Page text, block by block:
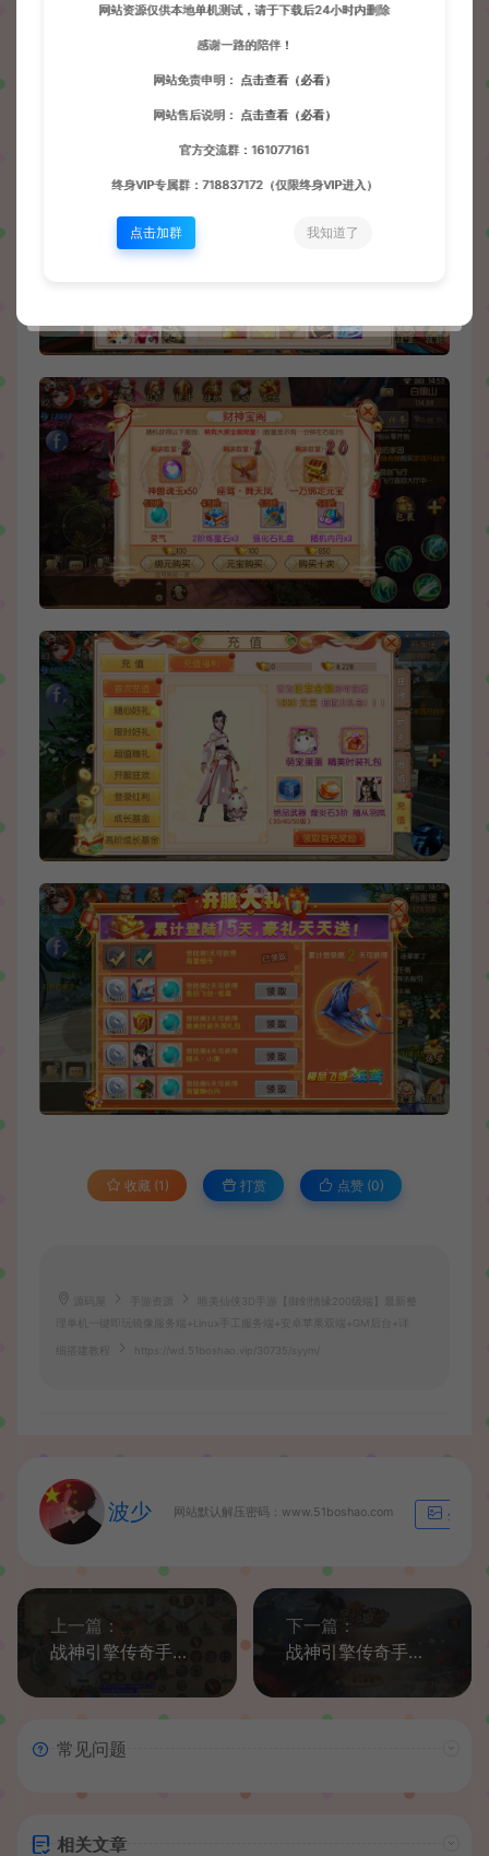
收藏 (1) 打赏 点赞 (0)
手游资源
唯美仙侠3D手游【御剑情缘200级端】最新整
理单机一键即玩镜像服务端+Linux手工服务端+安卓苹果双端+GM后台+详
细搭建教程 https://wd.51boshao.vip/30735/syym/
波少 网站默认解压密码：www.51boshao.com 生成海
上一篇：
战神引擎传奇手游【1.80千禧合击白猪3.0】最新整理WIN系特色服务端+安卓苹果双端+GM授权后台+详细搭建教程
下一篇：
战神引擎传奇手游【星耀盛世宠物情人第2季完整版-白猪5】最新整理Win一键特色服务端+GM授权后台+安卓苹果双端+详细搭建教程
常见问题
相关文章
网站资源仅供本地单机测试，请于下载后24小时内删除
感谢一路的陪伴！
网站免责申明： 点击查看（必看）
网站售后说明： 点击查看（必看）
官方交流群：161077161
终身VIP专属群：718837172（仅限终身VIP进入）
点击加群 我知道了